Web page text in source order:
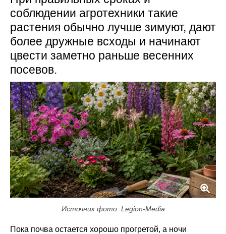
соблюдении агротехники такие
растения обычно лучше зимуют, дают
более дружные всходы и начинают
цвести заметно раньше весенних
посевов.
Источник фото: Legion-Media
Пока почва остается хорошо прогретой, а ночи